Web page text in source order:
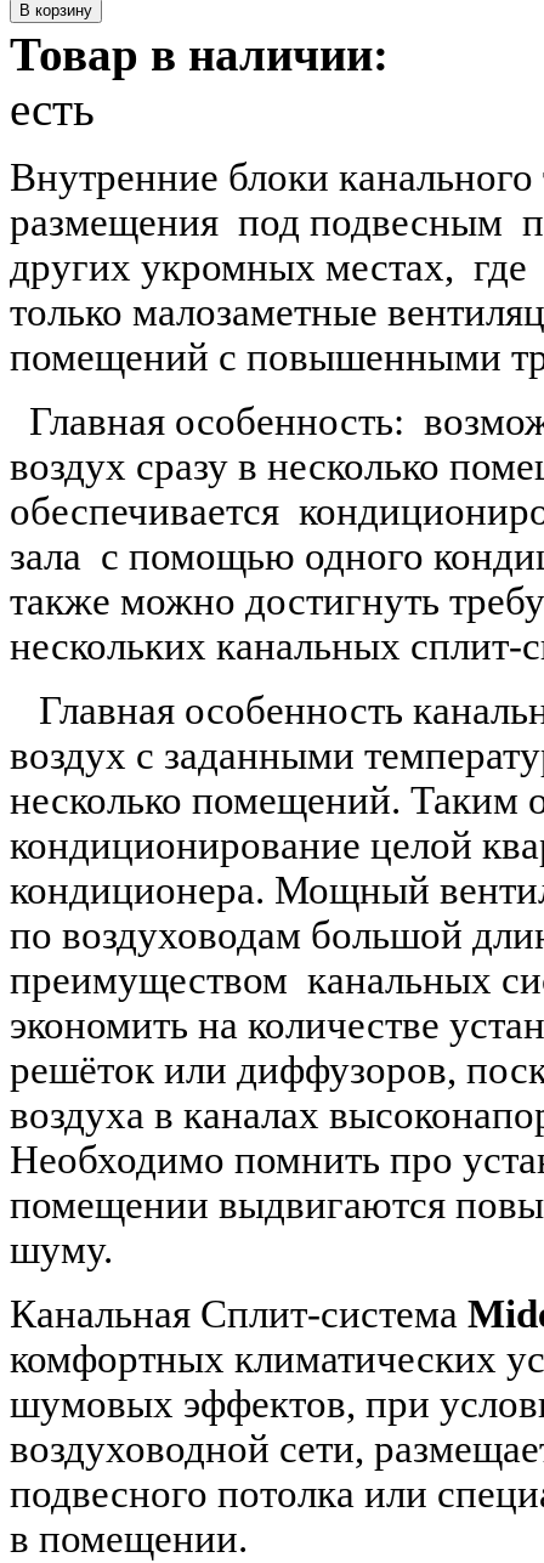
Товар в наличии:
есть
Внутренние блоки канального
размещения под подвесным
других укромных местах, где
только малозаметные
помещений с повышенными
Главная особенность:
воздух сразу в несколько
обеспечивается
зала с помощью одного
также можно достигнуть
нескольких канальных сплит-
Главная особенность
воздух с заданными
несколько помещений. Таким
кондиционирование целой
кондиционера. Мощный
по воздуховодам большой
преимуществом канальных
экономить на количестве
решёток или диффузоров,
воздуха в каналах
Необходимо помнить про
помещении выдвигаются
шуму.
Канальная Сплит-система
комфортных климатических
шумовых эффектов, при
воздуховодной сети,
подвесного потолка или
в помещении.